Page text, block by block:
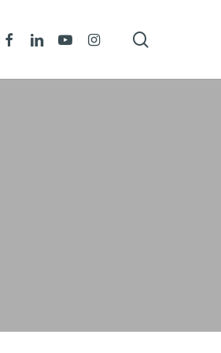
FacebookLinkedinYoutubeInstagram